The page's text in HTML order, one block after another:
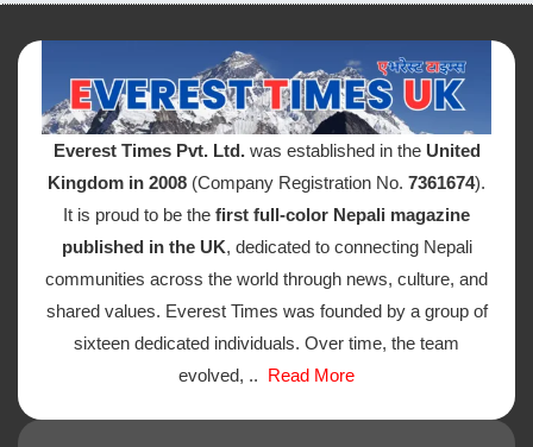
Everest Times Pvt. Ltd. was established in the United
Kingdom in 2008 (Company Registration No. 7361674).
It is proud to be the first full-color Nepali magazine
published in the UK, dedicated to connecting Nepali
communities across the world through news, culture, and
shared values. Everest Times was founded by a group of
sixteen dedicated individuals. Over time, the team
evolved, .. Read More